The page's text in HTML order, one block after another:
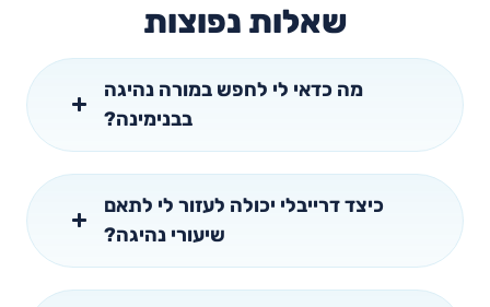
שאלות נפוצות
מה כדאי לי לחפש במורה נהיגה
בבנימינה?
כיצד דרייבלי יכולה לעזור לי לתאם
שיעורי נהיגה?